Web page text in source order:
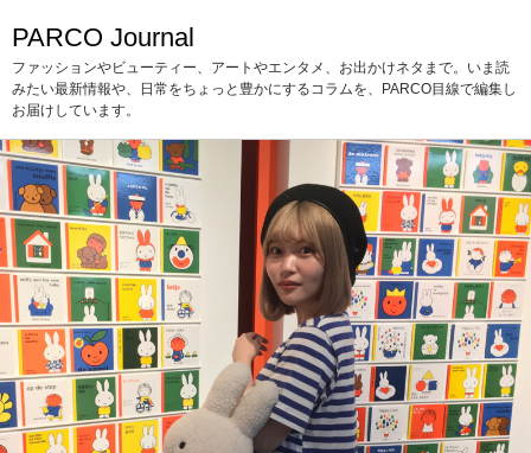
PARCO Journal
ファッションやビューティー、アートやエンタメ、お出かけネタまで。いま読
みたい最新情報や、日常をちょっと豊かにするコラムを、PARCO目線で編集し
お届けしています。